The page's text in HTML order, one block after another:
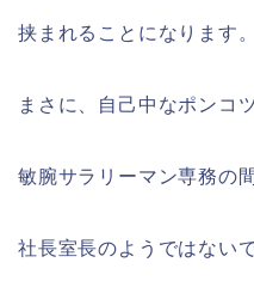
挟まれることになります。
まさに、自己中なポンコ
敏腕サラリーマン専務の
社長室長のようではない